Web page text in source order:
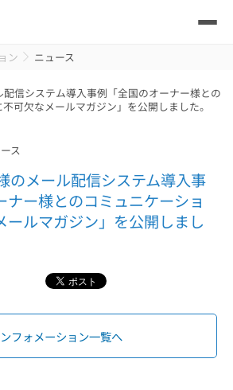
ール配信
ズ把握
料請求・お問い合わせ
ン ニュース
配信システム導入事例「全国のオーナー様との
可欠なメールマガジン」を公開しました。
ス
のメール配信システム導入事
ナー様とのコミュニケーショ
ールマガジン」を公開しまし
フォメーション一覧へ